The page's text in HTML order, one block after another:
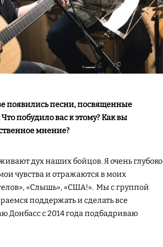
появились песни, посвященные
побудило вас к этому? Как вы
мнение?
дух наших бойцов. Я очень глубоко
чувства и отражаются в моих
«Слышь», «США!». Мы с группой
поддержать и сделать все
Донбасс с 2014 года подбадриваю